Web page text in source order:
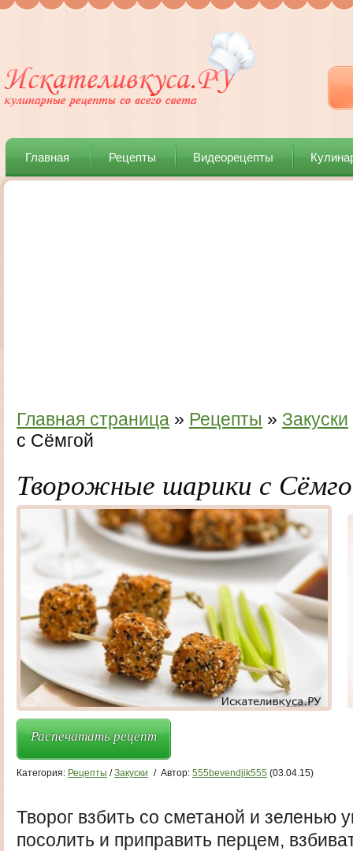
Главная Рецепты Видеорецепты
Главная страница » Рецепты » Закуски
с Сёмгой
Творожные шарики с
Распечатать рецепт
Категория: Рецепты /Закуски / Автор: 555bevendjik555 (03.04.15)
Творог взбить со сметаной и зеленью
посолить и приправить перцем,